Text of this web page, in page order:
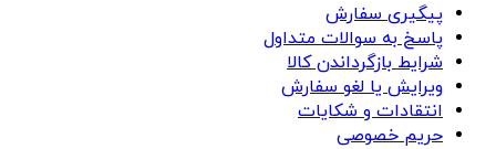
پیگیری سفارش
پاسخ به سوالات متداول
شرایط بازگرداندن کالا
ویرایش یا لغو سفارش
انتقادات و شکایات
حریم خصوصی